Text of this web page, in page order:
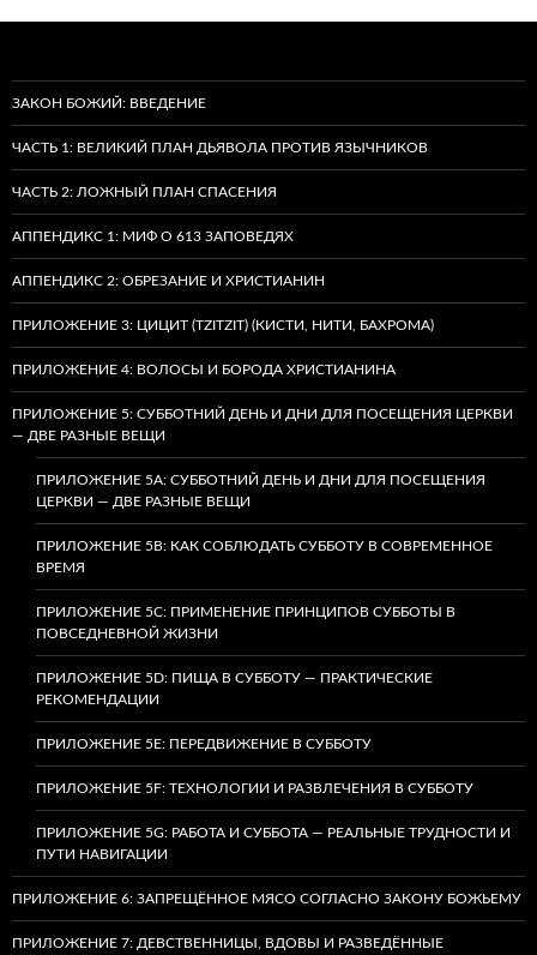
ЗАКОН БОЖИЙ: ВВЕДЕНИЕ
ЧАСТЬ 1: ВЕЛИКИЙ ПЛАН ДЬЯВОЛА ПРОТИВ ЯЗЫЧНИКОВ
ЧАСТЬ 2: ЛОЖНЫЙ ПЛАН СПАСЕНИЯ
АППЕНДИКС 1: МИФ О 613 ЗАПОВЕДЯХ
АППЕНДИКС 2: ОБРЕЗАНИЕ И ХРИСТИАНИН
ПРИЛОЖЕНИЕ 3: ЦИЦИТ (TZITZIT) (КИСТИ, НИТИ, БАХРОМА)
ПРИЛОЖЕНИЕ 4: ВОЛОСЫ И БОРОДА ХРИСТИАНИНА
ПРИЛОЖЕНИЕ 5: СУББОТНИЙ ДЕНЬ И ДНИ ДЛЯ ПОСЕЩЕНИЯ ЦЕРКВИ
— ДВЕ РАЗНЫЕ ВЕЩИ
ПРИЛОЖЕНИЕ 5A: СУББОТНИЙ ДЕНЬ И ДНИ ДЛЯ ПОСЕЩЕНИЯ
ЦЕРКВИ — ДВЕ РАЗНЫЕ ВЕЩИ
ПРИЛОЖЕНИЕ 5B: КАК СОБЛЮДАТЬ СУББОТУ В СОВРЕМЕННОЕ
ВРЕМЯ
ПРИЛОЖЕНИЕ 5C: ПРИМЕНЕНИЕ ПРИНЦИПОВ СУББОТЫ В
ПОВСЕДНЕВНОЙ ЖИЗНИ
ПРИЛОЖЕНИЕ 5D: ПИЩА В СУББОТУ — ПРАКТИЧЕСКИЕ
РЕКОМЕНДАЦИИ
ПРИЛОЖЕНИЕ 5E: ПЕРЕДВИЖЕНИЕ В СУББОТУ
ПРИЛОЖЕНИЕ 5F: ТЕХНОЛОГИИ И РАЗВЛЕЧЕНИЯ В СУББОТУ
ПРИЛОЖЕНИЕ 5G: РАБОТА И СУББОТА — РЕАЛЬНЫЕ ТРУДНОСТИ И
ПУТИ НАВИГАЦИИ
ПРИЛОЖЕНИЕ 6: ЗАПРЕЩЁННОЕ МЯСО СОГЛАСНО ЗАКОНУ БОЖЬЕМУ
ПРИЛОЖЕНИЕ 7: ДЕВСТВЕННИЦЫ, ВДОВЫ И РАЗВЕДЁННЫЕ